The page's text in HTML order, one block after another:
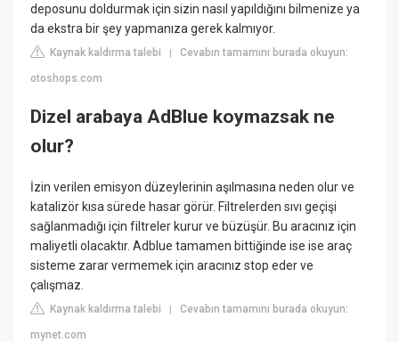
deposunu doldurmak için sizin nasıl yapıldığını bilmenize ya
da ekstra bir şey yapmanıza gerek kalmıyor.
Kaynak kaldırma talebi |Cevabın tamamını burada okuyun:
otoshops.com
Dizel arabaya AdBlue koymazsak ne
olur?
İzin verilen emisyon düzeylerinin aşılmasına neden olur ve
katalizör kısa sürede hasar görür. Filtrelerden sıvı geçişi
sağlanmadığı için filtreler kurur ve büzüşür. Bu aracınız için
maliyetli olacaktır. Adblue tamamen bittiğinde ise ise araç
sisteme zarar vermemek için aracınız stop eder ve
çalışmaz.
Kaynak kaldırma talebi |Cevabın tamamını burada okuyun:
mynet.com